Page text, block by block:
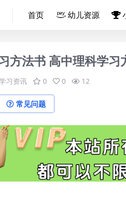
首页 幼儿资源
方法书 高中理科学习
习资讯 0 0 12
常见问题